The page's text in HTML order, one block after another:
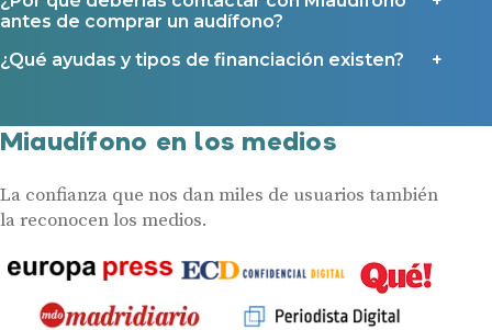
antes de comprar un audífono?
¿Qué ayudas y tipos de financiación existen?
Miaudífono en los medios
La confianza que nos dan miles de usuarios también
la reconocen los medios.